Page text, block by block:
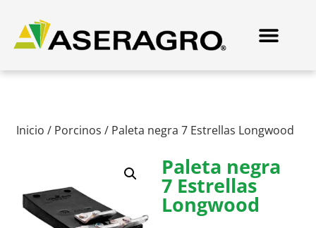
Inicio / Porcinos / Paleta negra 7 Estrellas Longwood
Paleta negra
7 Estrellas
Longwood